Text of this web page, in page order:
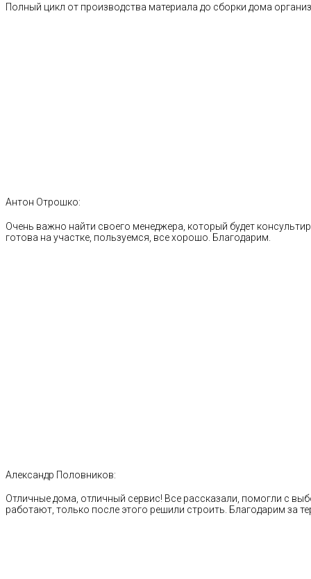
Полный цикл от производства материала до сборки дома
Антон Отрошко:
Очень важно найти своего менеджера, который будет
готова на участке, пользуемся, все хорошо. Благодарим.
Александр Половников:
Отличные дома, отличный сервис! Все рассказали, помогли с
работают, только после этого решили строить. Благодарим за